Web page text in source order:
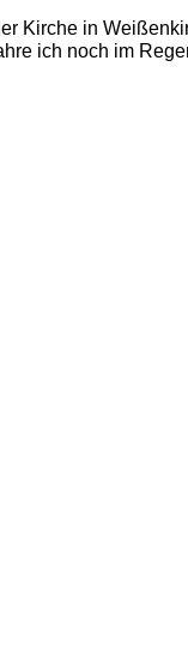
Kirche in
ich noch im